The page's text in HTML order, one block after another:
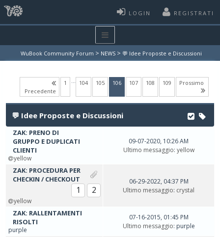
LOGIN REGISTRATI
WuBook Community Forum > NEWS > 💬 Idee Proposte e Discussioni
Precedente
1 … 104 105 106(current)
107 108 109 Prossimo
💬 Idee Proposte e Discussioni
ZAK: PRENO DI
GRUPPO E DUPLICATI
CLIENTI
yellow
09-07-2020, 10:26 AM
Ultimo messaggio: yellow
ZAK: PROCEDURA PER
CHECKIN / CHECKOUT
1 2
yellow
06-29-2022, 04:37 PM
Ultimo messaggio: crystal
ZAK: RALLENTAMENTI
RISOLTI
purple
07-16-2015, 01:45 PM
Ultimo messaggio: purple